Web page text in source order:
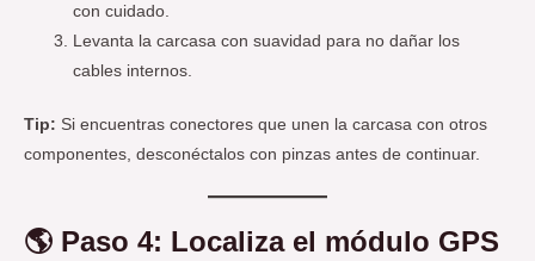
con cuidado.
Levanta la carcasa con suavidad para no dañar los
cables internos.
Tip: Si encuentras conectores que unen la carcasa con otros
componentes, desconéctalos con pinzas antes de continuar.
🌎 Paso 4: Localiza el módulo GPS